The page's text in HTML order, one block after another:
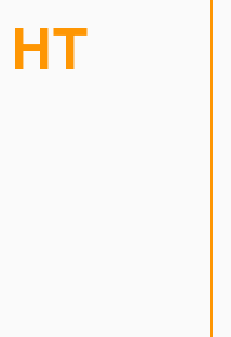
HT